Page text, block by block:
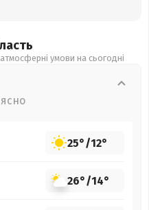
умови на сьогодні
25°/12°
26°/14°